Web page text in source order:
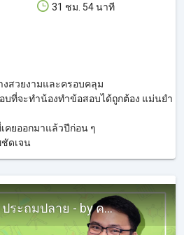
31 ชม. 54 นาที
งสวยงามและครอบคลุม
บที่จะทำน้องทำข้อสอบได้ถูกต้อง แม่นยำ
คยออกมาแล้วปีก่อน ๆ
ดเจน
คอร์สติว สสวท.วิทย์ ประถมปลาย - by ครูพี่ดัมเบล